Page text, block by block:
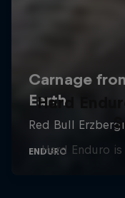
Hard
Hard Enduro